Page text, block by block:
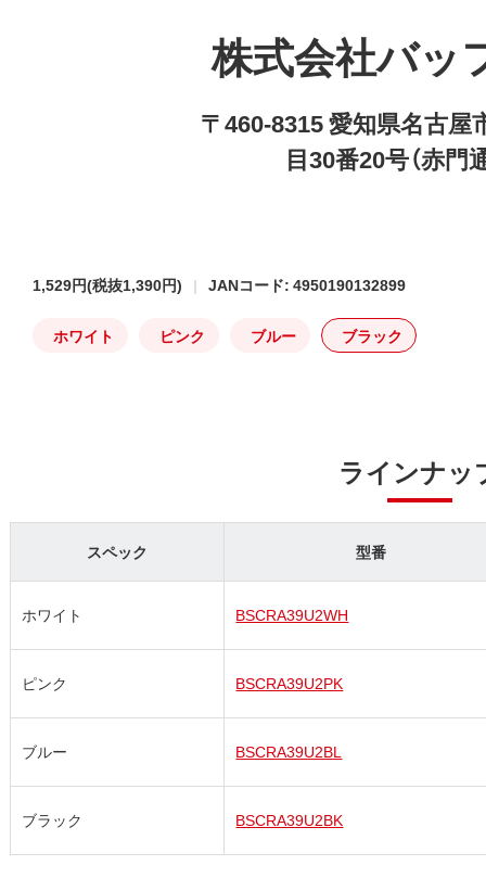
株式会社バッ
〒460-8315 愛知県名古屋
目30番20号（赤門
1,529円(税抜1,390円) JANコード: 4950190132899
ホワイト ピンク ブルー ブラック
ラインナッ
スペック 型番
ホワイト BSCRA39U2WH
ピンク BSCRA39U2PK
ブルー BSCRA39U2BL
ブラック BSCRA39U2BK